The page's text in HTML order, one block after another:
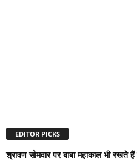
EDITOR PICKS
श्रावण सोमवार पर बाबा महाकाल भी रखते